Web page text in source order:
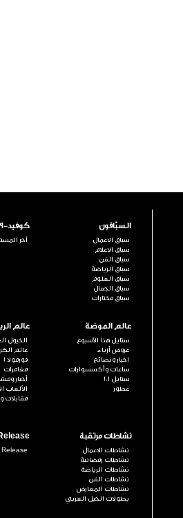
السبّاقون
سباق الاعمال
سباق الاعلام
سباق الفن
سباق الرياضة
سباق العلوم
سباق الجمال
سباق مختارات
كوفيد-19
آخر
عالم الموضة
ستايل هذا الأسبوع
عروض أزياء
اخبار ونصائح
ساعات وأكسسوارات
ستايل 101
عطور
عالم
الخيول
عالم
فورمولا 1
مغامرات
أخبار
الألعاب
مقابلات
نشاطات مرتقبة
نشاطات الاعمال
نشاطات رمضانية
نشاطات الرياضة
نشاطات الفن
نشاطات المعارض
بطولات الخيل العربي
Release